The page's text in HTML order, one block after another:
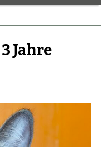
Jahre